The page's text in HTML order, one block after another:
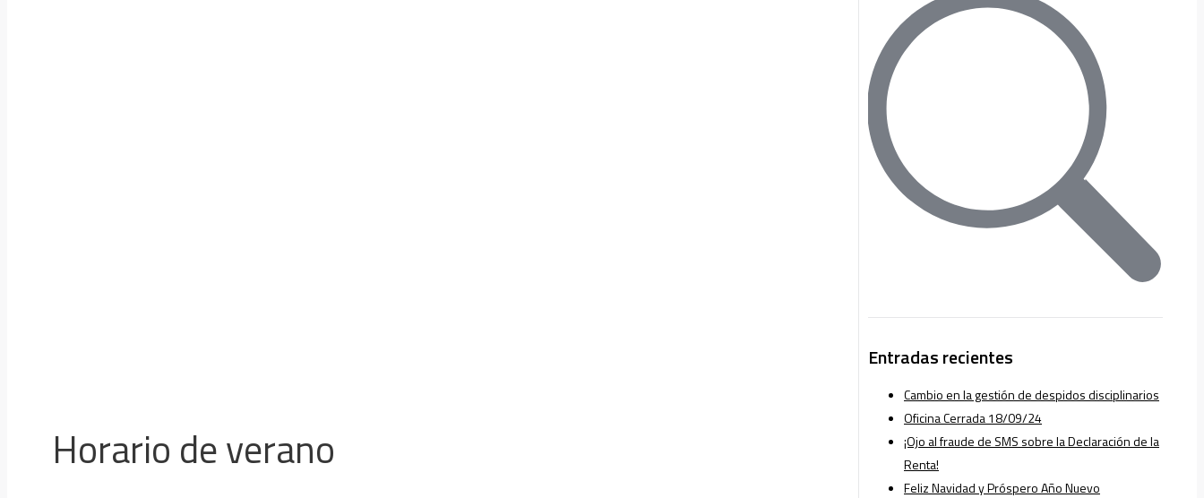
Horario de verano
Entradas recientes
Cambio en la gestión de despidos disciplinarios
Oficina Cerrada 18/09/24
¡Ojo al fraude de SMS sobre la Declaración de la
Renta!
Feliz Navidad y Próspero Año Nuevo